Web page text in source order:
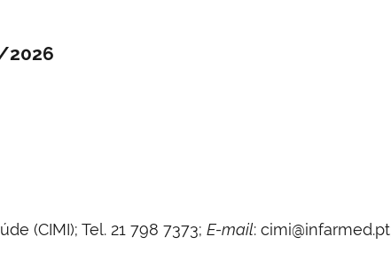
2026
(CIMI); Tel. 21 798 7373; E-mail: